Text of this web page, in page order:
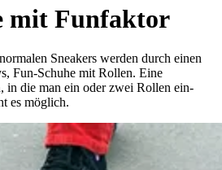
mit Funfaktor
Sneakers werden durch einen
Fun-Schuhe mit Rollen. Eine
in die man ein oder zwei Rollen ein-
es möglich.